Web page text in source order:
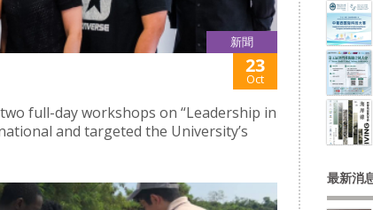
新聞
23
Oct
full-day workshops on “Leadership in
and targeted the University’s
最新消